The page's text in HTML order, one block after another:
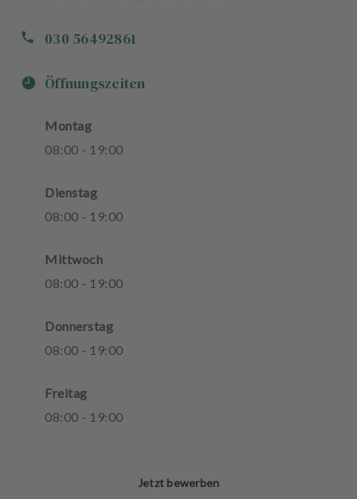
030 56492861
Öffnungszeiten
Montag
08:00 - 19:00
Dienstag
08:00 - 19:00
Mittwoch
08:00 - 19:00
Donnerstag
08:00 - 19:00
Freitag
08:00 - 19:00
Jetzt bewerben